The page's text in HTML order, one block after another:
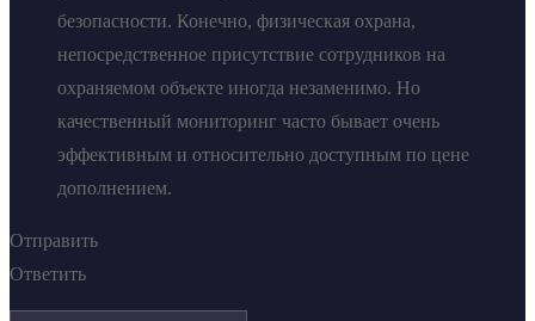
безопасности. Конечно, физическая охрана,
непосредственное присутствие сотрудников на
охраняемом объекте иногда незаменимо. Но
качественный мониторинг часто бывает очень
эффективным и относительно доступным по цене
дополнением.
Отправить
Ответить